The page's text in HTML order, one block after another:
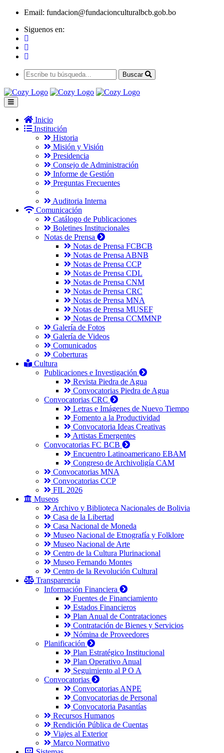
Email: fundacion@fundacionculturalbcb.gob.bo
Siguenos en:
Buscar
Inicio
Institución
Historia
Misión y Visión
Presidencia
Consejo de Administración
Informe de Gestión
Preguntas Frecuentes
Auditoria Interna
Comunicación
Catálogo de Publicaciones
Boletines Institucionales
Notas de Prensa
Notas de Prensa FCBCB
Notas de Prensa ABNB
Notas de Prensa CCP
Notas de Prensa CDL
Notas de Prensa CNM
Notas de Prensa CRC
Notas de Prensa MNA
Notas de Prensa MUSEF
Notas de Prensa CCMMNP
Galería de Fotos
Galería de Videos
Comunicados
Coberturas
Cultura
Publicaciones e Investigación
Revista Piedra de Agua
Convocatorias Piedra de Agua
Convocatorias CRC
Letras e Imágenes de Nuevo Tiempo
Fomento a la Productividad
Convocatoria Ideas Creativas
Artistas Emergentes
Convocatorias FC BCB
Encuentro Latinoamericano EBAM
Congreso de Archivoligía CAM
Convocatorias MNA
Convocatorias CCP
FIL 2026
Museos
Archivo y Biblioteca Nacionales de Bolivia
Casa de la Libertad
Casa Nacional de Moneda
Museo Nacional de Etnografía y Folklore
Museo Nacional de Arte
Centro de la Cultura Plurinacional
Museo Fernando Montes
Centro de la Revolución Cultural
Transparencia
Información Financiera
Fuentes de Financiamiento
Estados Financieros
Plan Anual de Contrataciones
Contratación de Bienes y Servicios
Nómina de Proveedores
Planificación
Plan Estratégico Institucional
Plan Operativo Anual
Seguimiento al P O A
Convocatorias
Convocatorias ANPE
Convocatorias de Personal
Convocatoria Pasantías
Recursos Humanos
Rendición Pública de Cuentas
Viajes al Exterior
Marco Normativo